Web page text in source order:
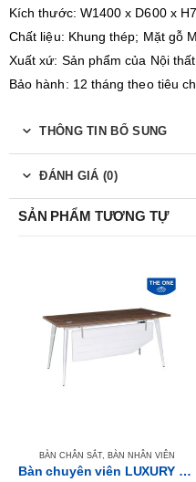
Kích thước: W1400 x D600 x
Chất liệu: Khung thép; Mặt gỗ
Xuất xứ: Sản phẩm của Nội
Bảo hành: 12 tháng theo tiêu
THÔNG TIN BỔ SUNG
ĐÁNH GIÁ (0)
SẢN PHẨM TƯƠNG TỰ
BÀN CHÂN SẮT, BÀN NHÂN VIÊN
Bàn chuyên viên LUXURY LUX140C10